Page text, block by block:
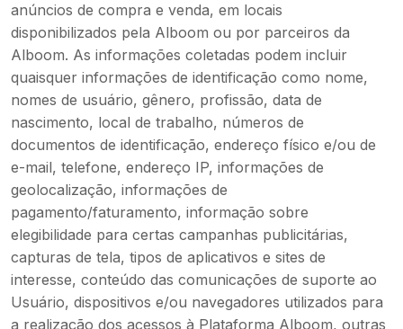
anúncios de compra e venda, em locais
disponibilizados pela Alboom ou por parceiros da
Alboom. As informações coletadas podem incluir
quaisquer informações de identificação como nome,
nomes de usuário, gênero, profissão, data de
nascimento, local de trabalho, números de
documentos de identificação, endereço físico e/ou de
e-mail, telefone, endereço IP, informações de
geolocalização, informações de
pagamento/faturamento, informação sobre
elegibilidade para certas campanhas publicitárias,
capturas de tela, tipos de aplicativos e sites de
interesse, conteúdo das comunicações de suporte ao
Usuário, dispositivos e/ou navegadores utilizados para
a realização dos acessos à Plataforma Alboom, outras